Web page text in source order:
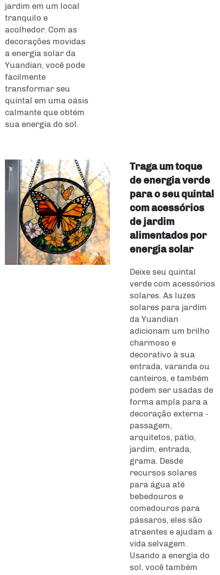
jardim em um local
tranquilo e
acolhedor. Com as
decorações movidas
a energia solar da
Yuandian, você pode
facilmente
transformar seu
quintal em uma oásis
calmante que obtém
sua energia do sol.
Traga um toque
de energia verde
para o seu quintal
com acessórios
de jardim
alimentados por
energia solar
Deixe seu quintal
verde com acessórios
solares. As luzes
solares para jardim
da Yuandian
adicionam um brilho
charmoso e
decorativo à sua
entrada, varanda ou
canteiros, e também
podem ser usadas de
forma ampla para a
decoração externa -
passagem,
arquitetos, pátio,
jardim, entrada,
grama. Desde
recursos solares
para água até
bebedouros e
comedouros para
pássaros, eles são
atraentes e ajudam a
vida selvagem.
Usando a energia do
sol, você também